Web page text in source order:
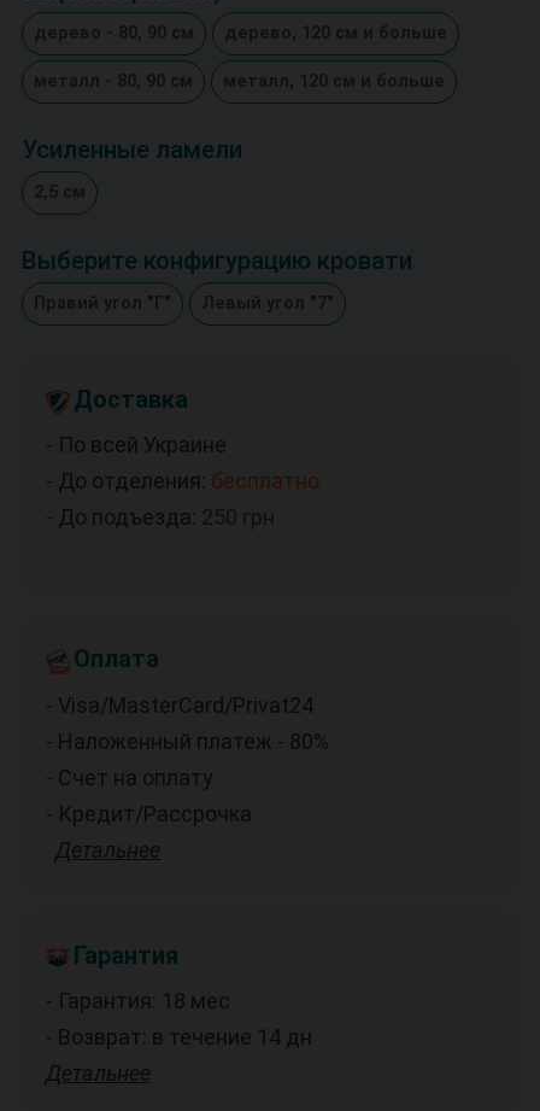
дерево - 80, 90 см дерево, 120 см и больше
металл - 80, 90 см металл, 120 см и больше
Усиленные ламели
2,5 см
Выберите конфигурацию кровати
Правий угол "Г" Левый угол "7"
Доставка
- По всей Украине
- До отделения: бесплатно
- До подъезда: 250 грн
Оплата
- Visa/MasterCard/Privat24
- Наложенный платеж - 80%
- Счет на оплату
- Кредит/Рассрочка
Детальнее
Гарантия
- Гарантия: 18 мес
- Возврат: в течение 14 дн
Детальнее